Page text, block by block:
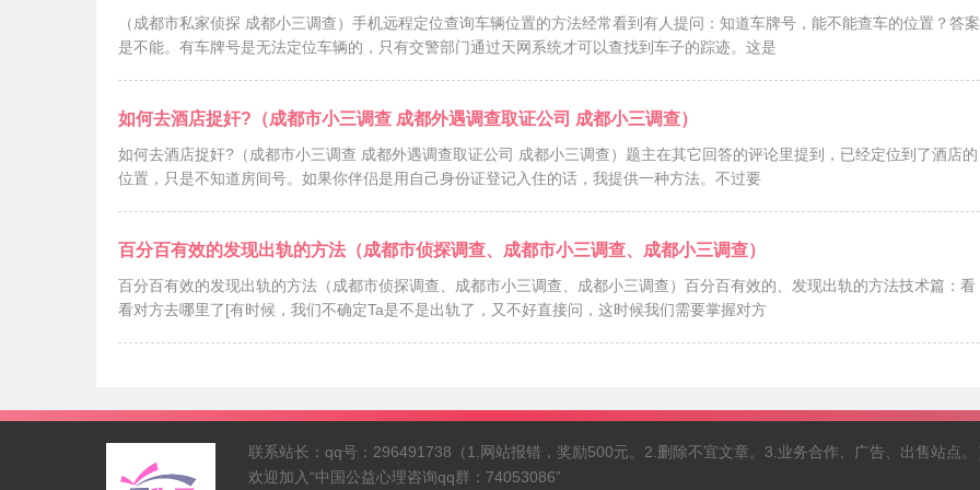
（成都市私家侦探 成都小三调查）手机远程定位查询车辆位置的方法经常看到有人提问：知道车牌号，能不能查车的位置？答案
是不能。有车牌号是无法定位车辆的，只有交警部门通过天网系统才可以查找到车子的踪迹。这是
如何去酒店捉奸?（成都市小三调查 成都外遇调查取证公司 成都小三调查）
如何去酒店捉奸?（成都市小三调查 成都外遇调查取证公司 成都小三调查）题主在其它回答的评论里提到，已经定位到了酒店的
位置，只是不知道房间号。如果你伴侣是用自己身份证登记入住的话，我提供一种方法。不过要
百分百有效的发现出轨的方法（成都市侦探调查、成都市小三调查、成都小三调查）
百分百有效的发现出轨的方法（成都市侦探调查、成都市小三调查、成都小三调查）百分百有效的、发现出轨的方法技术篇：看
看对方去哪里了[有时候，我们不确定Ta是不是出轨了，又不好直接问，这时候我们需要掌握对方
联系站长：qq号：296491738（1.网站报错，奖励500元。2.删除不宜文章。3.业务合作、广告、出售站点。
欢迎加入“中国公益心理咨询qq群：74053086”